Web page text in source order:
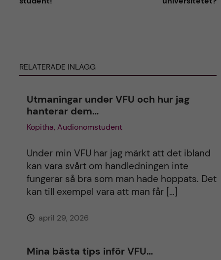
rRELATERADE INLÄGG
Utmaningar under VFU och hur jag
hanterar dem…
Kopitha, Audionomstudent
Under min VFU har jag märkt att det ibland
kan vara svårt om handledningen inte
fungerar så bra som man hade hoppats. Det
kan till exempel vara att man får […]
april 29, 2026
Mina bästa tips inför VFU…